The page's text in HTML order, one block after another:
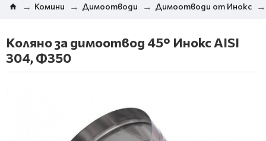
Комини Димоотводи Димоотводи от Инокс
Коляно за димоотвод 45° Инокс AISI
304, Ф350